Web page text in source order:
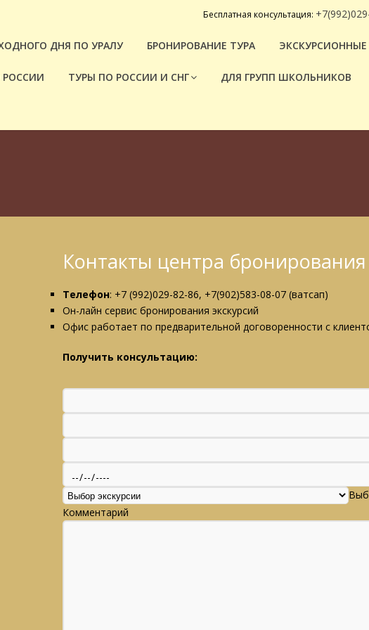
Бесплатная консультация:
ДНЯ ПО УРАЛУ БРОНИРОВАНИЕ ТУРА
РОССИИ ТУРЫ ПО РОССИИ И СНГ ДЛЯ ГРУПП ШКОЛЬНИКОВ
Контакты центра бронирования
Телефон: +7 (992)029-82-86, +7(902)583-08-07 (ватсап)
Он-лайн сервис бронирования экскурсий
Офис работает по предварительной договоренности с
Получить консультацию:
Комментарий